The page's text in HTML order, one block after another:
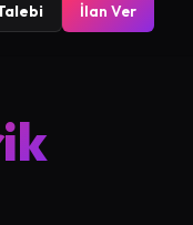
İlan Ver